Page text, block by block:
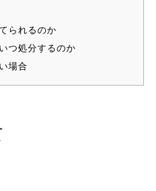
られるのか
つ処分するのか
場合